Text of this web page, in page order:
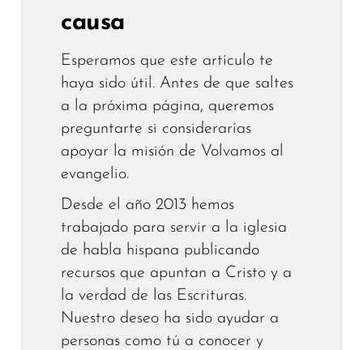
causa
Esperamos que este artículo te
haya sido útil. Antes de que saltes
a la próxima página, queremos
preguntarte si considerarías
apoyar la misión de Volvamos al
evangelio.
Desde el año 2013 hemos
trabajado para servir a la iglesia
de habla hispana publicando
recursos que apuntan a Cristo y a
la verdad de las Escrituras.
Nuestro deseo ha sido ayudar a
personas como tú a conocer y